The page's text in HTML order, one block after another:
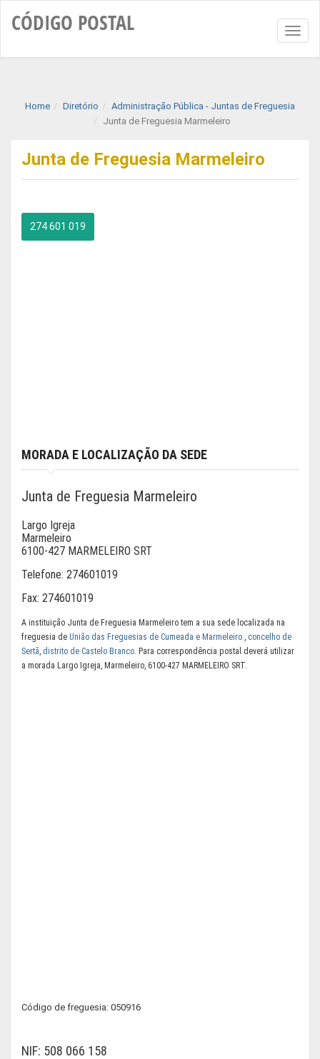
CÓDIGO POSTAL
Home Diretório
Administração Pública - Juntas de Freguesia
Junta de Freguesia Marmeleiro
Junta de Freguesia Marmeleiro
274 601 019
MORADA E LOCALIZAÇÃO DA SEDE
Junta de Freguesia Marmeleiro
Largo Igreja
Marmeleiro
6100-427 MARMELEIRO SRT
Telefone: 274601019
Fax: 274601019
A instituição Junta de Freguesia Marmeleiro tem a sua sede localizada na
freguesia de União das Freguesias de Cumeada e Marmeleiro , concelho de
Sertã, distrito de Castelo Branco. Para correspondência postal deverá utilizar
a morada Largo Igreja, Marmeleiro, 6100-427 MARMELEIRO SRT.
Código de freguesia: 050916
NIF: 508 066 158